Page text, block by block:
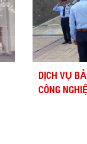
DỊCH VỤ
CÔNG